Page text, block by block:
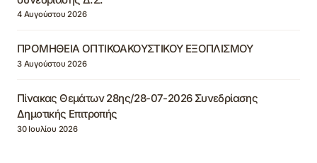
4 Αυγούστου 2026
ΠΡΟΜΗΘΕΙΑ ΟΠΤΙΚΟΑΚΟΥΣΤΙΚΟΥ ΕΞΟΠΛΙΣΜΟΥ
3 Αυγούστου 2026
Πίνακας Θεμάτων 28ης/28-07-2026 Συνεδρίασης
Δημοτικής Επιτροπής
30 Ιουλίου 2026